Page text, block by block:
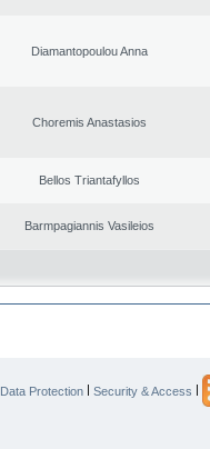
Diamantopoulou Anna
Choremis Anastasios
Bellos Triantafyllos
Barmpagiannis Vasileios
Data Protection | Security & Access |